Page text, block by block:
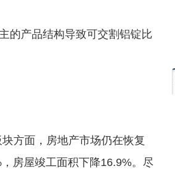
的产品结构导致可交割铝锭比
方面，房地产市场仍在恢复
房屋竣工面积下降16.9%。尽